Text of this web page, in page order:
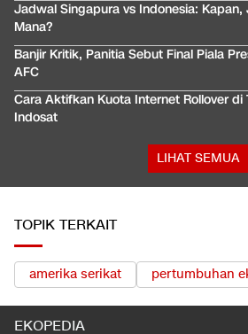
Jadwal Singapura vs Indonesia:
Mana?
Banjir Kritik, Panitia Sebut Final Piala
AFC
Cara Aktifkan Kuota Internet Rollover di
Indosat
LIHAT SEMUA
TOPIK TERKAIT
amerika serikat pertumbuhan
EKOPEDIA